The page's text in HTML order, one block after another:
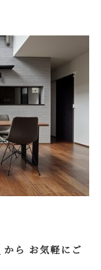
から お気軽にご